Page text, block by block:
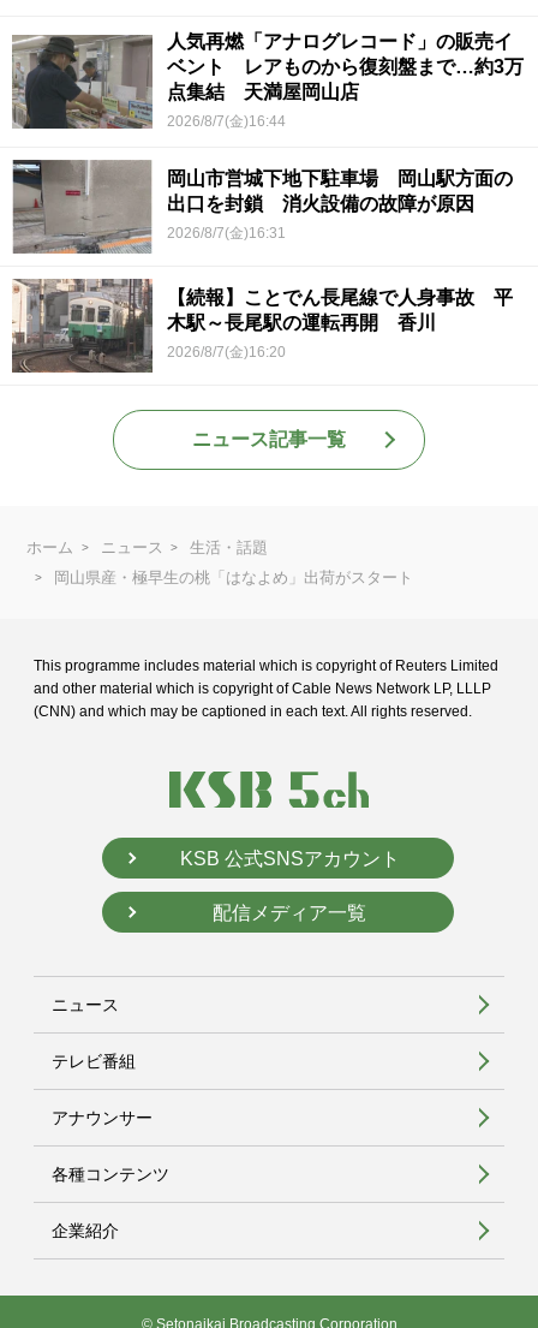
人気再燃「アナログレコード」の販売イ
ベント レアものから復刻盤まで…約3万
点集結 天満屋岡山店
2026/8/7(金)16:44
岡山市営城下地下駐車場 岡山駅方面の
出口を封鎖 消火設備の故障が原因
2026/8/7(金)16:31
【続報】ことでん長尾線で人身事故 平
木駅～長尾駅の運転再開 香川
2026/8/7(金)16:20
ニュース記事一覧
ホーム ニュース
生活・話題
岡山県産・極早生の桃「はなよめ」出荷がスタート
This programme includes material which is copyright of Reuters Limited
and other material which is copyright of Cable News Network LP, LLLP
(CNN) and which may be captioned in each text. All rights reserved.
KSB 公式SNSアカウント
配信メディア一覧
ニュース
テレビ番組
アナウンサー
各種コンテンツ
企業紹介
© Setonaikai Broadcasting Corporation